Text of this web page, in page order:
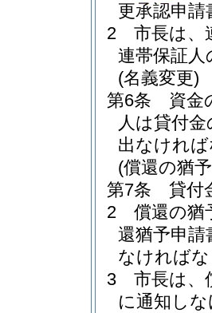
更承認申
2
市長は、
連帯保証
(名義変更)
第6条
資金
人は貸付
出なけれ
(償還の猶
第7条
貸付
2
償還の猶
還猶予申
なければ
3
市長は、
に通知し